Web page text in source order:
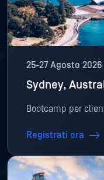
25-27 Agosto 2026
Sydney,
Bootcamp per
Registrati ora